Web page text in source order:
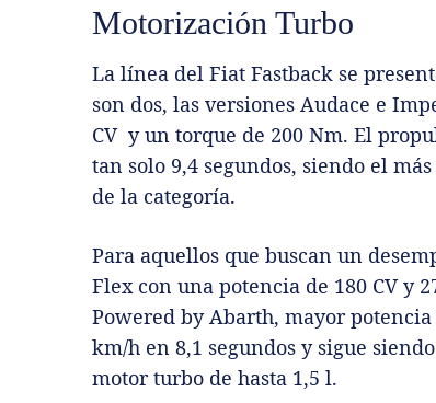
Motorización Turbo
La línea del Fiat Fastback se
son dos, las versiones Audace e
CV y un torque de 200 Nm. El
tan solo 9,4 segundos, siendo el
de la categoría.
Para aquellos que buscan un
Flex con una potencia de 180 CV y
Powered by Abarth, mayor
km/h en 8,1 segundos y sigue
motor turbo de hasta 1,5 l.